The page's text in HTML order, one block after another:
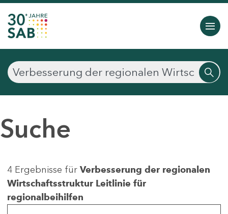
Suche
4 Ergebnisse für Verbesserung der regionalen
Wirtschaftsstruktur Leitlinie für
regionalbeihilfen